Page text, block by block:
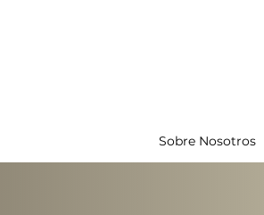
Sobre Nosotros